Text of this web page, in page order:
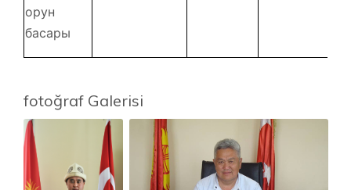
орун
басары
fotoğraf Galerisi